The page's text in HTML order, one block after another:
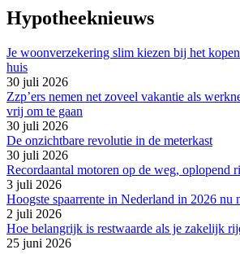
Hypotheeknieuws
Je woonverzekering slim kiezen bij het
huis
30 juli 2026
Zzp’ers nemen net zoveel vakantie als
vrij om te gaan
30 juli 2026
De onzichtbare revolutie in de meterkast
30 juli 2026
Recordaantal motoren op de weg, oplopend
3 juli 2026
Hoogste spaarrente in Nederland in 2026 nu
2 juli 2026
Hoe belangrijk is restwaarde als je zakelijk
25 juni 2026